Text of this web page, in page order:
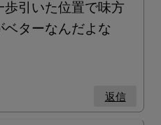
引いた位置で味方
ターなんだよな
返信